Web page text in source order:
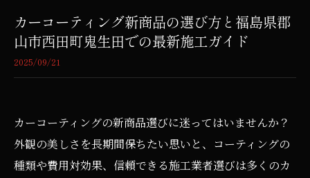
カーコーティング新商品の選び方と福島県郡
山市西田町鬼生田での最新施工ガイド
2025/09/21
カーコーティングの新商品選びに迷ってはいませんか？
外観の美しさを長期間保ちたい思いと、コーティングの
種類や費用対効果、信頼できる施工業者選びは多くのカ